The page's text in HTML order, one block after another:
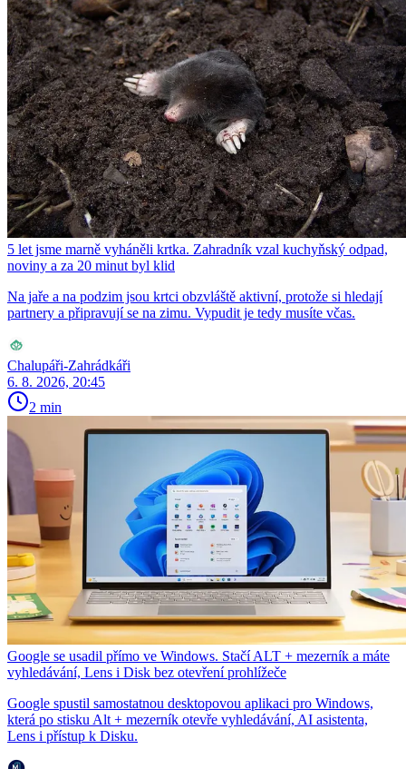
5 let jsme marně vyháněli krtka. Zahradník vzal kuchyňský odpad,
noviny a za 20 minut byl klid
Na jaře a na podzim jsou krtci obzvláště aktivní, protože si hledají
partnery a připravují se na zimu. Vypudit je tedy musíte včas.
Chalupáři-Zahrádkáři
6. 8. 2026, 20:45
2 min
Google se usadil přímo ve Windows. Stačí ALT + mezerník a máte
vyhledávání, Lens i Disk bez otevření prohlížeče
Google spustil samostatnou desktopovou aplikaci pro Windows,
která po stisku Alt + mezerník otevře vyhledávání, AI asistenta,
Lens i přístup k Disku.